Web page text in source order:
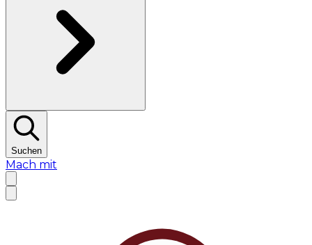
Suchen
Mach mit